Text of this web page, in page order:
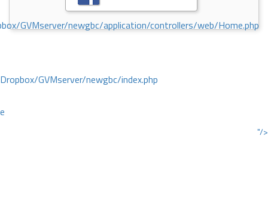
GVMserver/newgbc/application/controllers/web/Home.php
GVMserver/newgbc/index.php
"/>